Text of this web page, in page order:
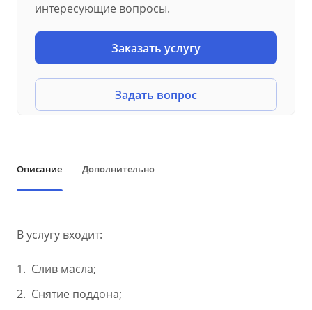
интересующие вопросы.
Заказать услугу
Задать вопрос
Описание Дополнительно
В услугу входит:
Слив масла;
Снятие поддона;